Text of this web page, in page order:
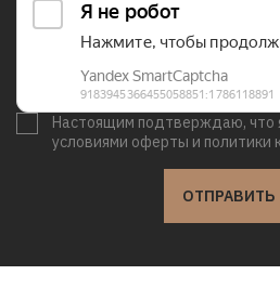
Настоящим подтверждаю, что
условиями оферты и
ОТПРАВИТЬ